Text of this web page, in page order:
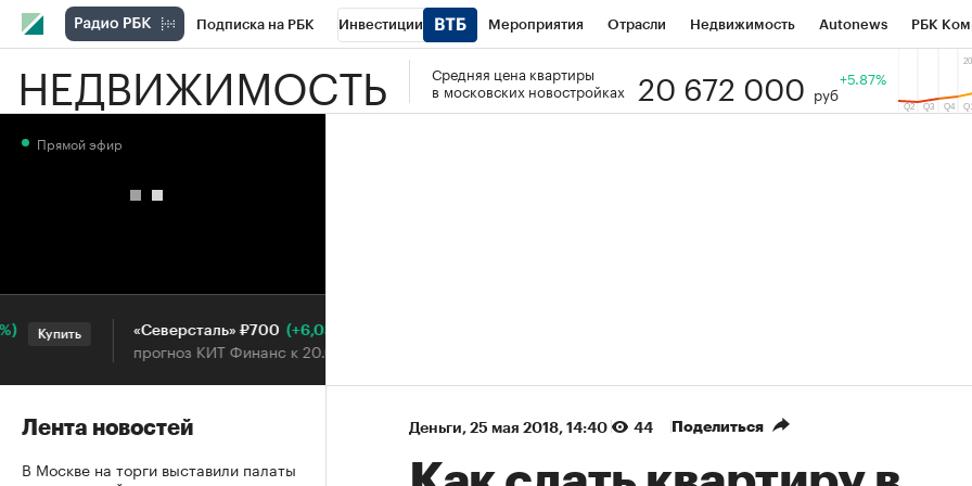
Подписка на РБК Инвестиции Мероприятия Отрасли Недвижимость Autonews РБК
РБК Вино Спорт Школа управления РБК РБК Образование Тренды
НЕДВИЖИМОСТЬ
Средняя цена квартиры
в московских новостройках
20 672 000 руб
+5.87%
Деньги⁠, 25 мая 2018, 14:40 44 Поделиться
Прямой эфир
Купить «Северсталь» ₽700 (+6,03%)
прогноз КИТ Финанс к 20.07.27
Лента новостей
В Москве на торги выставили палаты